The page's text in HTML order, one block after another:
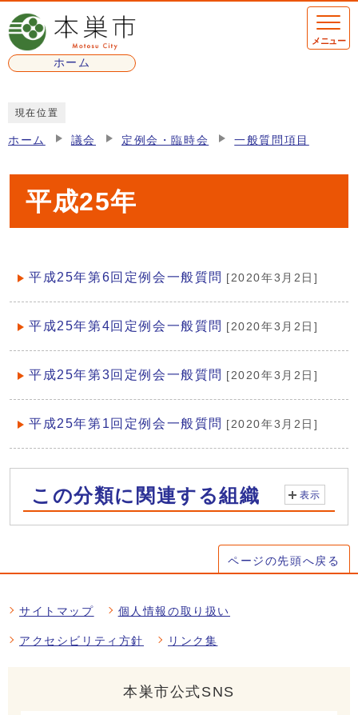
ページの先頭です
ホーム
メニュー
現在位置
ホーム 議会 定例会・臨時会 一般質問項目
平成25年
メインメニュー
平成25年第6回定例会一般質問 [2020年3月2日]
平成25年第4回定例会一般質問 [2020年3月2日]
平成25年第3回定例会一般質問 [2020年3月2日]
平成25年第1回定例会一般質問 [2020年3月2日]
この分類に関連する組織 表示
ページの先頭へ戻る
サイトマップ 個人情報の取り扱い
アクセシビリティ方針 リンク集
本巣市公式SNS